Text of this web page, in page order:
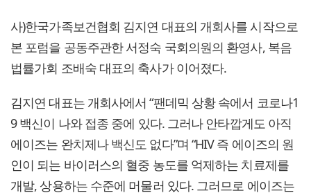
사)한국가족보건협회 김지연 대표의 개회사를 시작으로
본 포럼을 공동주관한 서정숙 국회의원의 환영사, 복음
법률가회 조배숙 대표의 축사가 이어졌다.
김지연 대표는 개회사에서 “팬데믹 상황 속에서 코로나1
9 백신이 나와 접종 중에 있다. 그러나 안타깝게도 아직
에이즈는 완치제나 백신도 없다”며 “HIV 즉 에이즈의 원
인이 되는 바이러스의 혈중 농도를 억제하는 치료제를
개발, 상용하는 수준에 머물러 있다. 그러므로 에이즈는